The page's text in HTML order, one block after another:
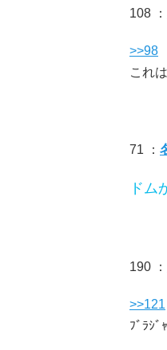
108 ：
>>98
これ
71 ：
ドム
190 ：
>>121
ﾌﾞﾗｼﾞ